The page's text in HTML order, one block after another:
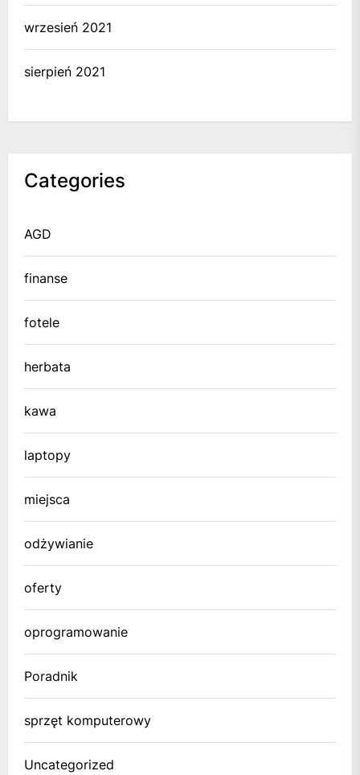
wrzesień 2021
sierpień 2021
Categories
AGD
finanse
fotele
herbata
kawa
laptopy
miejsca
odżywianie
oferty
oprogramowanie
Poradnik
sprzęt komputerowy
Uncategorized